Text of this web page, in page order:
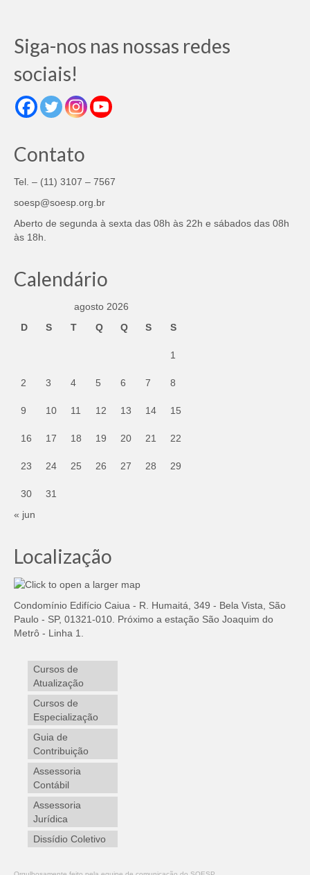
Siga-nos nas nossas redes
sociais!
Contato
Tel. – (11) 3107 – 7567
soesp@soesp.org.br
Aberto de segunda à sexta das 08h às 22h e sábados das 08h
às 18h.
Calendário
agosto 2026
D
S T Q Q S S
1
2 3 4 5 6 7 8
9 10 11 12 13 14 15
16 17 18 19 20 21 22
23 24 25 26 27 28 29
30
31
« jun
Localização
Condomínio Edifício Caiua - R. Humaitá, 349 - Bela Vista, São
Paulo - SP, 01321-010. Próximo a estação São Joaquim do
Metrô - Linha 1.
Cursos de
Atualização
Cursos de
Especialização
Guia de
Contribuição
Assessoria
Contábil
Assessoria
Jurídica
Dissídio Coletivo